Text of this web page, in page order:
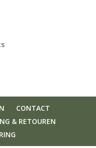
CONTACT
& RETOUREN